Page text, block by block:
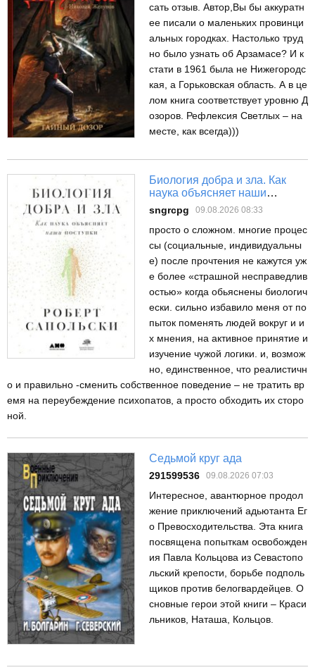
сать отзыв. Автор,Вы бы аккуратн
ее писали о маленьких провинци
альных городках. Настолько труд
но было узнать об Арзамасе? И к
стати в 1961 была не Нижегородс
кая, а Горьковская область. А в це
лом книга соответствует уровню Д
озоров. Рефлексия Светлых – на
месте, как всегда)))
Биология добра и зла. Как
наука объясняет наши
sngrcpg 09.08.2026 08:33
просто о сложном. многие процес
сы (социальные, индивидуальны
е) после прочтения не кажутся уж
е более «страшной несправедлив
остью» когда обьяснены биологич
ески. сильно избавило меня от по
пыток поменять людей вокруг и и
х мнения, на активное принятие и
изучение чужой логики. и, возмож
но, единственное, что реалистичн
о и правильно -сменить собственное поведение – не тратить вр
емя на переубеждение психопатов, а просто обходить их сторо
ной.
Седьмой круг ада
291599536 09.08.2026 07:03
Интересное, авантюрное продол
жение приключений адьютанта Ег
о Превосходительства. Эта книга
посвящена попыткам освобожден
ия Павла Кольцова из Севастопо
льский крепости, борьбе подполь
щиков против белогвардейцев. О
сновные герои этой книги – Краси
льников, Наташа, Кольцов.